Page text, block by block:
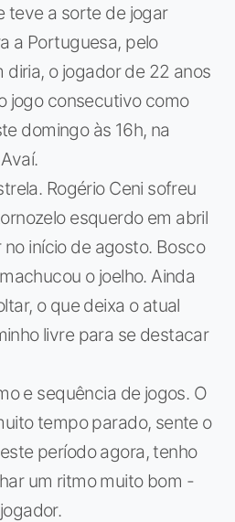
teve a sorte de jogar
a Portuguesa, pelo
diria, o jogador de 22 anos
jogo consecutivo como
domingo às 16h, na
Rogério Ceni sofreu
esquerdo em abril
início de agosto. Bosco
o joelho. Ainda
o que deixa o atual
livre para se destacar
e sequência de jogos. O
tempo parado, sente o
período agora, tenho
um ritmo muito bom -